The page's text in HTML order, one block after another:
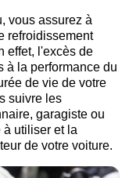
vous assurez à
refroidissement
effet, l'excès de
à la performance du
de vie de votre
suivre les
garagiste ou
utiliser et la
de votre voiture.